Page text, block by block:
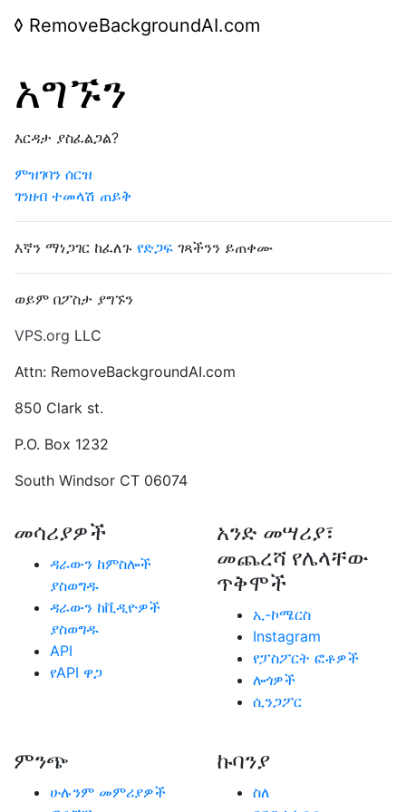
◊ RemoveBackgroundAI.com
አግኙን
እርዳታ ያስፈልጋል?
ምዝገባን ሰርዝ
ገንዘብ ተመላሽ ጠይቅ
እኛን ማነጋገር ከፈለጉ የድጋፍ ገጻችንን ይጠቀሙ
ወይም በፖስታ ያግኙን
VPS.org LLC
Attn: RemoveBackgroundAI.com
850 Clark st.
P.O. Box 1232
South Windsor CT 06074
መሳሪያዎች
ዳራውን ከምስሎች
ያስወግዱ
ዳራውን ከቪዲዮዎች
ያስወግዱ
API
የAPI ዋጋ
አንድ መሣሪያ፣
መጨረሻ የሌላቸው
ጥቅሞች
ኢ-ኮሜርስ
Instagram
የፓስፖርት ፎቶዎች
ሎጎዎች
ሲንጋፖር
ምንጭ
ሁሉንም መምሪያዎች
ኩባንያ
ስለ